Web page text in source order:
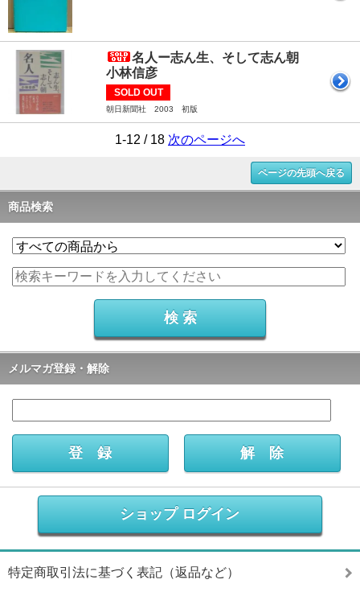
名人ー志ん生、そして志ん朝
小林信彦
SOLD OUT
朝日新聞社 2003 初版
1-12 / 18 次のページへ
ページの先頭へ戻る
商品検索
メルマガ登録・解除
ショップ ログイン
特定商取引法に基づく表記（返品など）